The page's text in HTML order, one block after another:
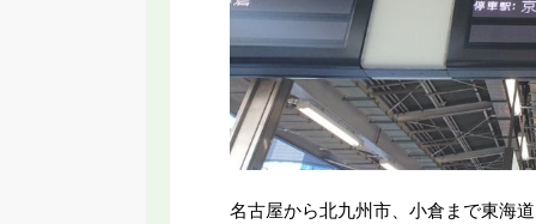
名古屋から北九州市、小倉まで東海